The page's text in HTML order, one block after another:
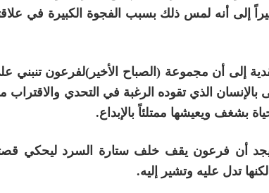
إلى أنه لمس ذلك بسبب الفجوة الكبيرة في
إلى أن مجموعة (الصباح الأخير)لفرعون تنبني
بالإنسان الذي تقوده الرغبة في التحدي والاقتراب
بشغف ويعيشها ممتلئاً بالإبداع.
أن فرعون يقف خلف ستارة السرد ليحكي
تدل عليه وتشير إليه.